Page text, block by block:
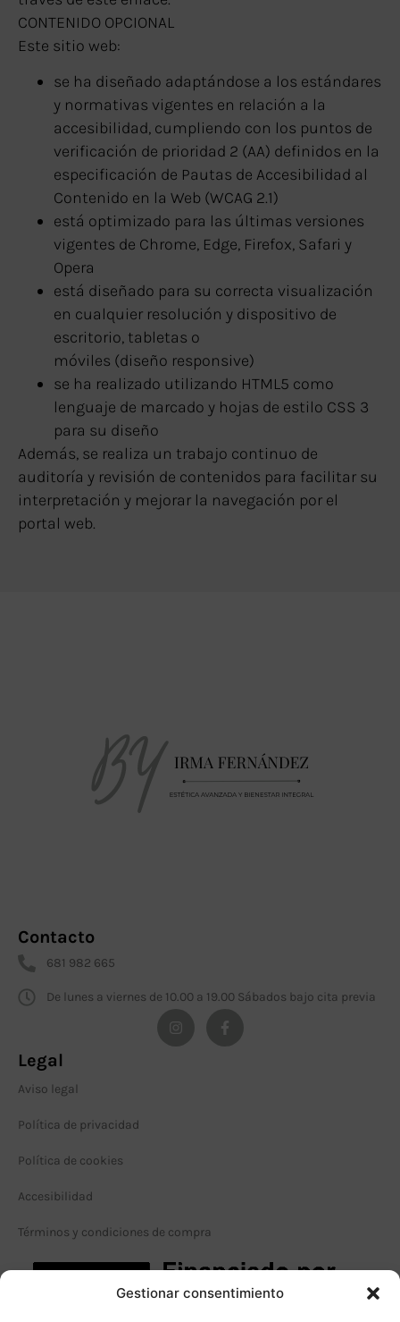
Gestionar consentimiento
CONTENIDO OPCIONAL
Este sitio web:
se ha diseñado adaptándose a los estándares
y normativas vigentes en relación a la
accesibilidad, cumpliendo con los puntos de
verificación de prioridad 2 (AA) definidos en la
especificación de Pautas de Accesibilidad al
Contenido en la Web (WCAG 2.1)
está optimizado para las últimas versiones
vigentes de Chrome, Edge, Firefox, Safari y
Opera
está diseñado para su correcta visualización
en cualquier resolución y dispositivo de
escritorio, tabletas o
móviles (diseño responsive)
se ha realizado utilizando HTML5 como
lenguaje de marcado y hojas de estilo CSS 3
para su diseño
Además, se realiza un trabajo continuo de
auditoría y revisión de contenidos para facilitar su
interpretación y mejorar la navegación por el
portal web.
Contacto
681 982 665
De lunes a viernes de 10.00 a 19.00 Sábados bajo cita previa
Legal
Aviso legal
Política de privacidad
Política de cookies
Accesibilidad
Términos y condiciones de compra